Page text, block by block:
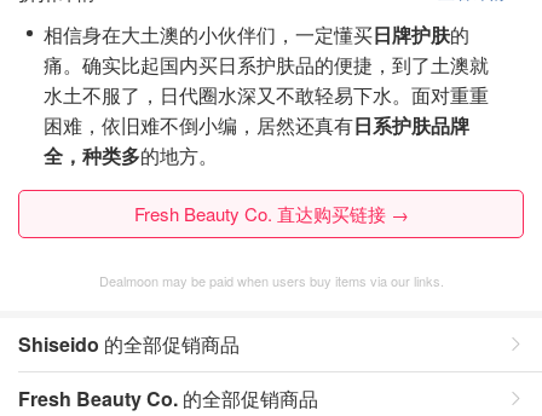
相信身在大土澳的小伙伴们，一定懂买日牌护肤的
痛。确实比起国内买日系护肤品的便捷，到了土澳就
水土不服了，日代圈水深又不敢轻易下水。面对重重
困难，依旧难不倒小编，居然还真有日系护肤品牌
全，种类多的地方。
Fresh Beauty Co. 直达购买链接 →
Dealmoon may be paid when users buy items via our links.
Shiseido 的全部促销商品
Fresh Beauty Co. 的全部促销商品